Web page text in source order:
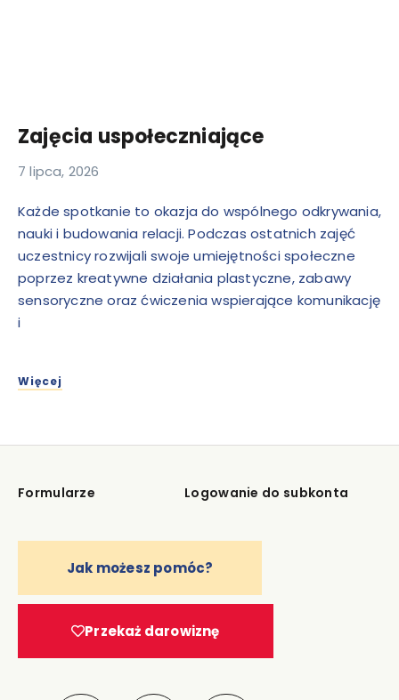
Zajęcia uspołeczniające
7 lipca, 2026
Każde spotkanie to okazja do wspólnego odkrywania,
nauki i budowania relacji. Podczas ostatnich zajęć
uczestnicy rozwijali swoje umiejętności społeczne
poprzez kreatywne działania plastyczne, zabawy
sensoryczne oraz ćwiczenia wspierające komunikację
i
Więcej
Formularze Logowanie do subkonta
Jak możesz pomóc?
Przekaż darowiznę